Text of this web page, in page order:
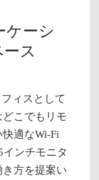
ケーシ
ス
ィスとして
こでもリモ
適なWi-Fi
ンチモニタ
方を提案い